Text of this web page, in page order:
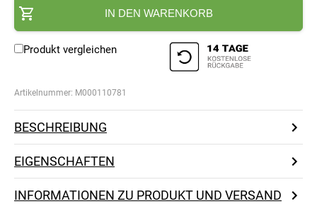
IN DEN WARENKORB
Produkt vergleichen
Artikelnummer: M000110781
BESCHREIBUNG
EIGENSCHAFTEN
INFORMATIONEN ZU PRODUKT UND VERSAND